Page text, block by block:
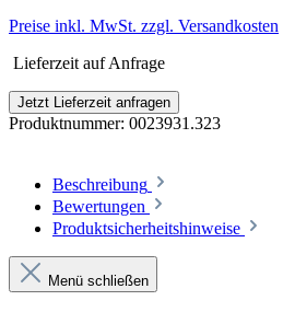
Preise inkl. MwSt. zzgl. Versandkosten
Lieferzeit auf Anfrage
Jetzt Lieferzeit anfragen
Produktnummer: 0023931.323
Beschreibung
Bewertungen
Produktsicherheitshinweise
Menü schließen